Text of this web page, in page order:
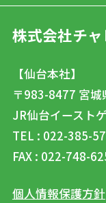
株式会社チ
【仙台本社】
〒983-8477 宮城
JR仙台イースト
TEL : 022-385-
FAX : 022-748-
個人情報保護方針